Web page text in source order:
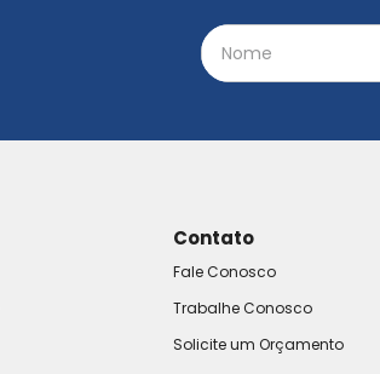
Contato
Fale Conosco
Trabalhe Conosco
Solicite um Orçamento